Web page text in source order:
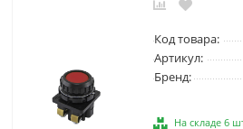
Код товара:
Артикул:
Бренд:
На складе 6